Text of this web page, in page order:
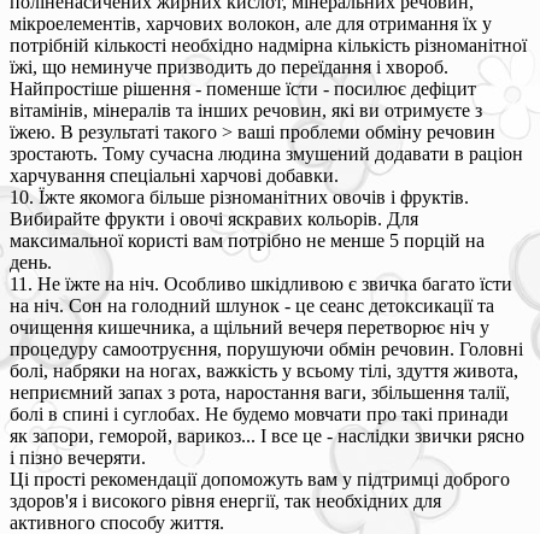
мікроелементів, харчових волокон, але для отримання їх у
потрібній кількості необхідно надмірна кількість різноманітної
їжі, що неминуче призводить до переїдання і хвороб.
Найпростіше рішення - поменше їсти - посилює дефіцит
вітамінів, мінералів та інших речовин, які ви отримуєте з
їжею. В результаті такого > ваші проблеми обміну речовин
зростають. Тому сучасна людина змушений додавати в раціон
харчування спеціальні харчові добавки.
10. Їжте якомога більше різноманітних овочів і фруктів.
Вибирайте фрукти і овочі яскравих кольорів. Для
максимальної користі вам потрібно не менше 5 порцій на
день.
11. Не їжте на ніч. Особливо шкідливою є звичка багато їсти
на ніч. Сон на голодний шлунок - це сеанс детоксикації та
очищення кишечника, а щільний вечеря перетворює ніч у
процедуру самоотруєння, порушуючи обмін речовин. Головні
болі, набряки на ногах, важкість у всьому тілі, здуття живота,
неприємний запах з рота, наростання ваги, збільшення талії,
болі в спині і суглобах. Не будемо мовчати про такі принади
як запори, геморой, варикоз... І все це - наслідки звички рясно
і пізно вечеряти.
Ці прості рекомендації допоможуть вам у підтримці доброго
здоров'я і високого рівня енергії, так необхідних для
активного способу життя.